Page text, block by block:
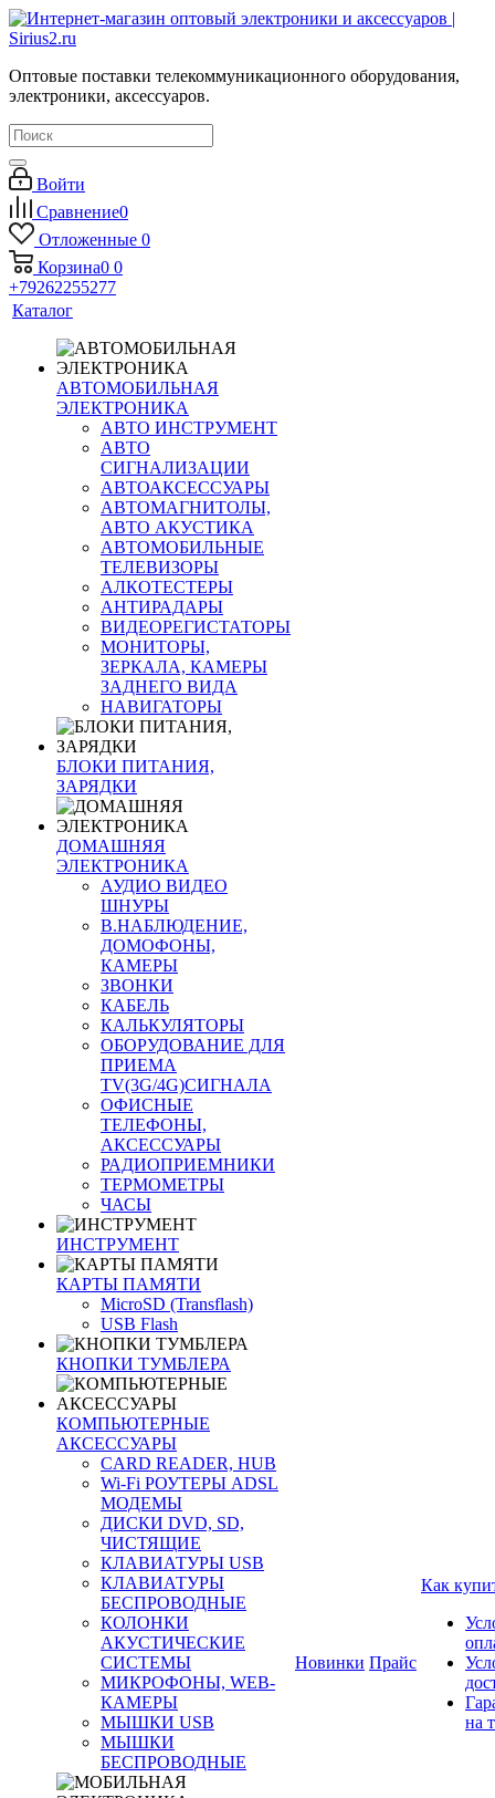
Оптовые поставки телекоммуникационного оборудования,
электроники, аксессуаров.
Войти
Сравнение0
Отложенные 0
Корзина0 0
+79262255277
Каталог
АВТОМОБИЛЬНАЯ
ЭЛЕКТРОНИКА
АВТО ИНСТРУМЕНТ
АВТО
СИГНАЛИЗАЦИИ
АВТОАКСЕССУАРЫ
АВТОМАГНИТОЛЫ,
АВТО АКУСТИКА
АВТОМОБИЛЬНЫЕ
ТЕЛЕВИЗОРЫ
АЛКОТЕСТЕРЫ
АНТИРАДАРЫ
ВИДЕОРЕГИСТАТОРЫ
МОНИТОРЫ,
ЗЕРКАЛА, КАМЕРЫ
ЗАДНЕГО ВИДА
НАВИГАТОРЫ
БЛОКИ ПИТАНИЯ,
ЗАРЯДКИ
ДОМАШНЯЯ
ЭЛЕКТРОНИКА
АУДИО ВИДЕО
ШНУРЫ
В.НАБЛЮДЕНИЕ,
ДОМОФОНЫ,
КАМЕРЫ
ЗВОНКИ
КАБЕЛЬ
КАЛЬКУЛЯТОРЫ
ОБОРУДОВАНИЕ ДЛЯ
ПРИЕМА
TV(3G/4G)СИГНАЛА
ОФИСНЫЕ
ТЕЛЕФОНЫ,
АКСЕССУАРЫ
РАДИОПРИЕМНИКИ
ТЕРМОМЕТРЫ
ЧАСЫ
ИНСТРУМЕНТ
КАРТЫ ПАМЯТИ
MicroSD (Transflash)
USB Flash
КНОПКИ ТУМБЛЕРА
КОМПЬЮТЕРНЫЕ
АКСЕССУАРЫ
CARD READER, HUB
Wi-Fi РОУТЕРЫ ADSL
МОДЕМЫ
ДИСКИ DVD, SD,
ЧИСТЯЩИЕ
КЛАВИАТУРЫ USB
КЛАВИАТУРЫ
БЕСПРОВОДНЫЕ
КОЛОНКИ
АКУСТИЧЕСКИЕ
СИСТЕМЫ
МИКРОФОНЫ, WEB-
КАМЕРЫ
МЫШКИ USB
МЫШКИ
БЕСПРОВОДНЫЕ
Новинки Прайс
Как
на